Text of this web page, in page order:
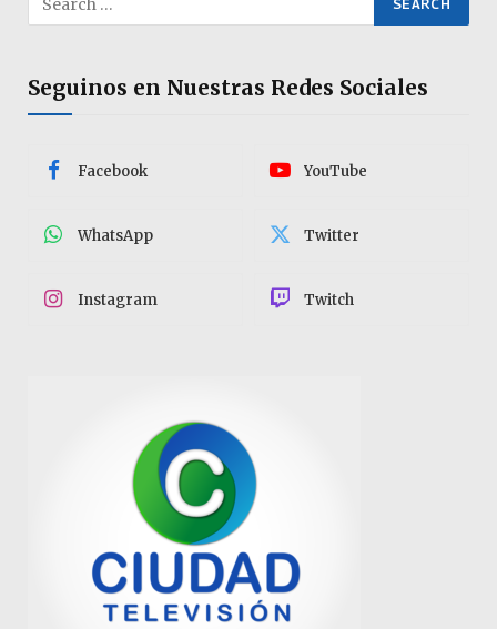
Seguinos en Nuestras Redes Sociales
Facebook YouTube
WhatsApp Twitter
Instagram Twitch